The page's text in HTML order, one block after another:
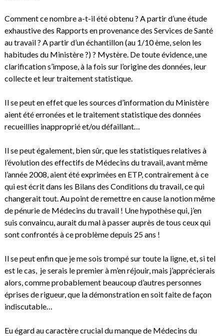
Comment ce nombre a-t-il été obtenu ? A partir d’une étude
exhaustive des Rapports en provenance des Services de Santé
au travail ? A partir d’un échantillon (au 1/10 ème, selon les
habitudes du Ministère ?) ? Mystère. De toute évidence, une
clarification s’impose, à la fois sur l’origine des données, leur
collecte et leur traitement statistique.
Il se peut en effet que les sources d’information du Ministère
aient été erronées et le traitement statistique des données
recueillies inapproprié et/ou défaillant…
Il se peut également, bien sûr, que les statistiques relatives à
l’évolution des effectifs de Médecins du travail, avant même
l’année 2008, aient été exprimées en ETP, contrairement à ce
qui est écrit dans les Bilans des Conditions du travail, ce qui
changerait tout. Au point de remettre en cause la notion même
de pénurie de Médecins du travail ! Une hypothèse qui, j’en
suis convaincu, aurait du mal à passer auprès de tous ceux qui
sont confrontés à ce problème depuis 25 ans !
Il se peut enfin que je me sois trompé sur toute la ligne, et, si tel
est le cas, je serais le premier à m’en réjouir, mais j’apprécierais
alors, comme probablement beaucoup d’autres personnes
éprises de rigueur, que la démonstration en soit faite de façon
indiscutable…
Eu égard au caractère crucial du manque de Médecins du